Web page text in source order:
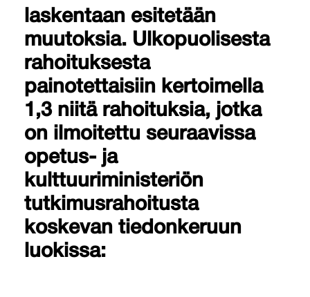
laskentaan esitetään
muutoksia. Ulkopuolisesta
rahoituksesta
painotettaisiin kertoimella
1,3 niitä rahoituksia, jotka
on ilmoitettu seuraavissa
opetus- ja
kulttuuriministeriön
tutkimusrahoitusta
koskevan tiedonkeruun
luokissa: